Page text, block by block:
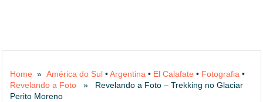
Home »América do Sul •Argentina • El Calafate • Fotografia •
Revelando a Foto » Revelando a Foto – Trekking no Glaciar
Perito Moreno